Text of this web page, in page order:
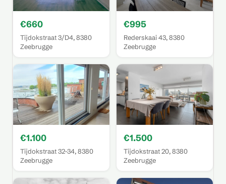
€660
Tijdokstraat 3/D4, 8380
Zeebrugge
€995
Rederskaai 43, 8380
Zeebrugge
€1.100
Tijdokstraat 32-34, 8380
Zeebrugge
€1.500
Tijdokstraat 20, 8380
Zeebrugge